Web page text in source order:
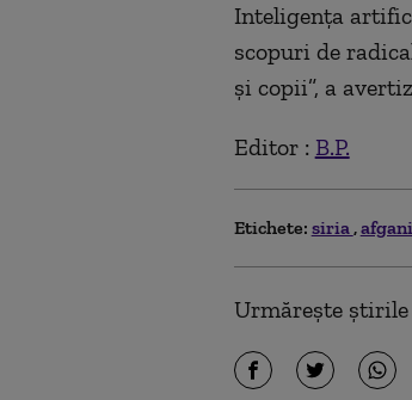
Inteligenţa
scopuri de
şi copii”, a
Editor : B.P.
Etichete: siria
Urmărește